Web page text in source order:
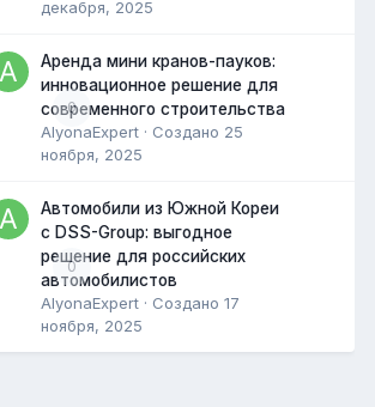
декабря, 2025
0
Аренда мини кранов-пауков:
инновационное решение для
современного строительства
AlyonaExpert · Создано 25
ноября, 2025
0
Автомобили из Южной Кореи
с DSS-Group: выгодное
решение для российских
автомобилистов
AlyonaExpert · Создано 17
ноября, 2025